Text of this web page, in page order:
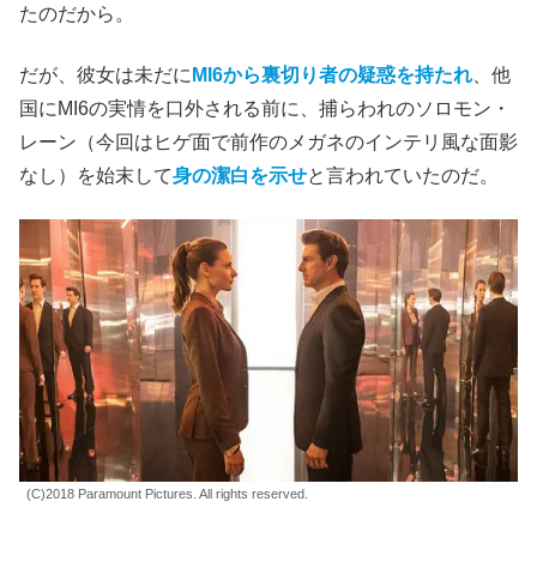
たのだから。
だが、彼女は未だに MI6から裏切り者の疑惑を持たれ 、他
国にMI6の実情を口外される前に、捕らわれのソロモン・
レーン（今回はヒゲ面で前作のメガネのインテリ風な面影
なし）を始末して身の潔白を示せと言われていたのだ。
(C)2018 Paramount Pictures. All rights reserved.